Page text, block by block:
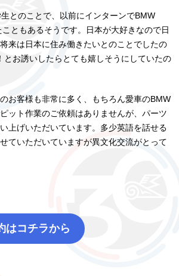
とのことで、以前にインターンでBMW
ともあるそうです。日本が大好きなので日
来は日本に住み働きたいとのことでしたの
とお誘いしたらとても嬉しそうにしていたの
お客様も非常に多く、もちろん愛車のBMW
ット作業のご依頼はありませんが、パーツ
上げいただいています。多少英語を話せる
ていただいていますが異文化交流がとって
はコチラから